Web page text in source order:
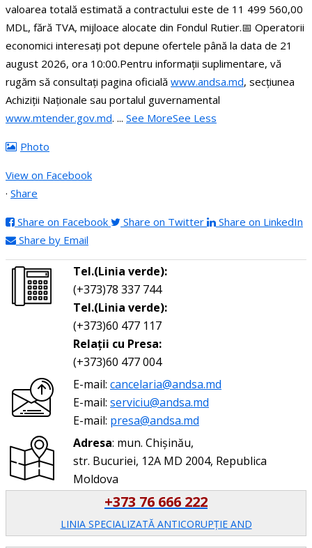
valoarea totală estimată a contractului este de 11 499 560,00
MDL, fără TVA, mijloace alocate din Fondul Rutier.📅 Operatorii
economici interesați pot depune ofertele până la data de 21
august 2026, ora 10:00.Pentru informații suplimentare, vă
rugăm să consultați pagina oficială www.andsa.md, secțiunea
Achiziții Naționale sau portalul guvernamental
www.mtender.gov.md. ... See MoreSee Less
Photo
View on Facebook
· Share
Share on Facebook Share on Twitter
Share on LinkedIn
Share by Email
Tel.(Linia verde):
(+373)78 337 744
Tel.(Linia verde):
(+373)60 477 117
Relații cu Presa:
(+373)60 477 004
E-mail: cancelaria@andsa.md
E-mail: serviciu@andsa.md
E-mail: presa@andsa.md
Adresa: mun. Chișinău,
str. Bucuriei, 12A MD 2004, Republica
Moldova
+373 76 666 222
LINIA SPECIALIZATĂ ANTICORUPŢIE AND